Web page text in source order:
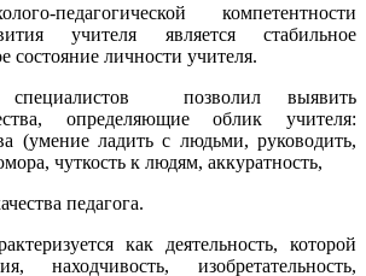
педагогической компетентности
учителя является стабильное
состояние личности учителя.
позволил выявить
определяющие облик учителя:
(умение ладить с людьми, руководить,
чуткость к людям, аккуратность,
педагога.
как деятельность, которой
находчивость, изобретательность,